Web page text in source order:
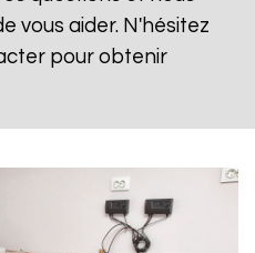
vous aider. N'hésitez
pour obtenir